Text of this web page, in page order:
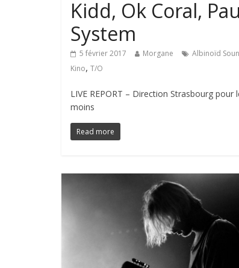
Kidd, Ok Coral,
System
5 février 2017 Morgane Albinoïd
Kino, T/O
LIVE REPORT – Direction Strasbourg
moins
Read more